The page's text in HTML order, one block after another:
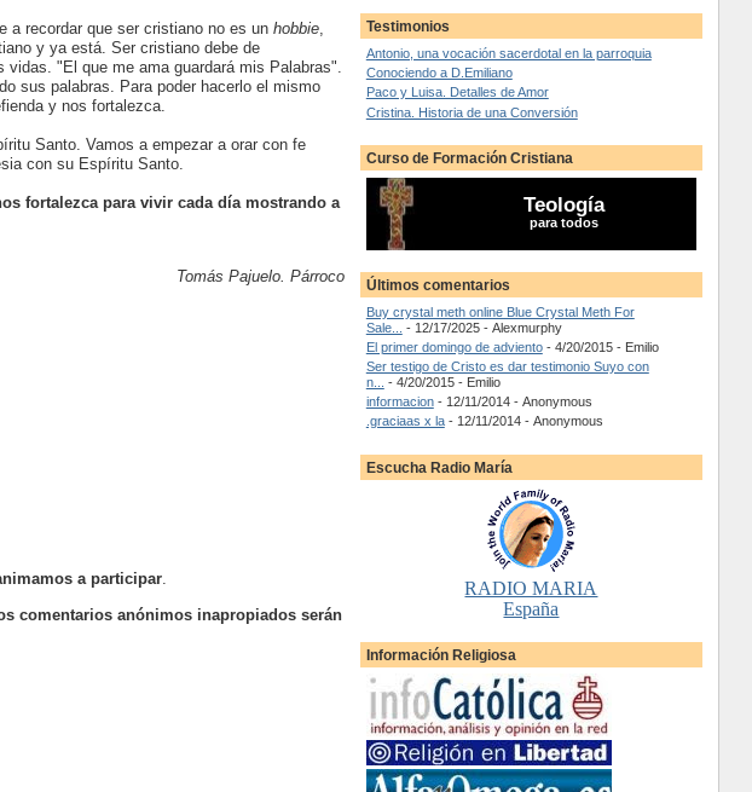
a recordar que ser cristiano no es unhobbie
y ya está. Ser cristiano debe de
"El que me ama guardará mis Palabras".
sus palabras. Para poder hacerlo el mismo
y nos fortalezca.
Santo. Vamos a empezar a orar con fe
con su Espíritu Santo.
fortalezca para vivir cada día mostrando a
Tomás Pajuelo. Párroco
a participar
comentarios anónimos inapropiados serán
Testimonios
Antonio, una vocación sacerdotal en la parroquia
Conociendo a D.Emiliano
Paco y Luisa. Detalles de Amor
Cristina. Historia de una Conversión
Curso de Formación Cristiana
Teología
para todos
Últimos comentarios
Buy crystal meth online Blue Crystal Meth For
Sale...
- 12/17/2025- Alexmurphy
El primer domingo de adviento- 4/20/2015- Emilio
Ser testigo de Cristo es dar testimonio Suyo con
n...
- 4/20/2015- Emilio
informacion- 12/11/2014- Anonymous
.graciaas x la- 12/11/2014- Anonymous
Escucha Radio María
RADIO MARIA
España
Información Religiosa